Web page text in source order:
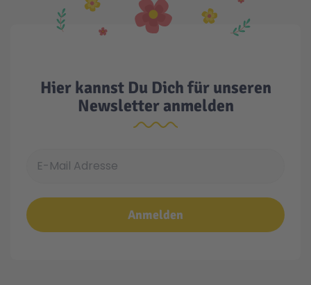
Hier kannst Du Dich für unseren
Newsletter anmelden
Anmelden